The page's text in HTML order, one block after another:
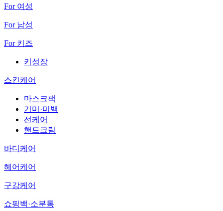
For 여성
For 남성
For 키즈
키성장
스킨케어
마스크팩
기미·미백
선케어
핸드크림
바디케어
헤어케어
구강케어
쇼핑백·소분통